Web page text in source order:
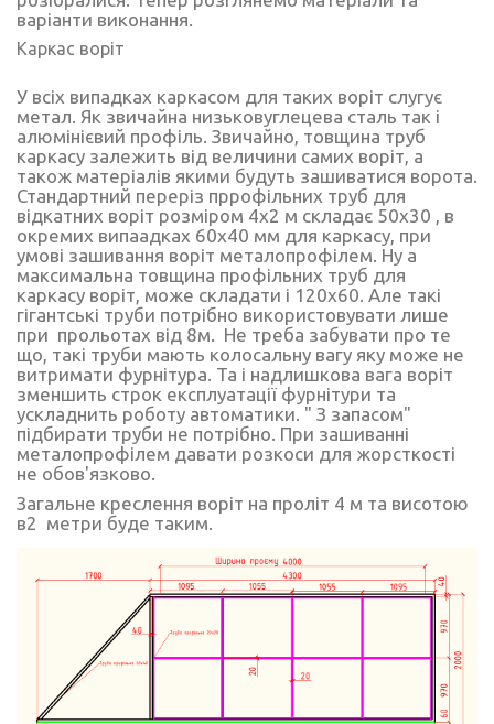
варіанти виконання.
Каркас воріт
У всіх випадках каркасом для таких воріт слугує
метал. Як звичайна низьковуглецева сталь так і
алюмінієвий профіль. Звичайно, товщина труб
каркасу залежить від величини самих воріт, а
також матеріалів якими будуть зашиватися ворота.
Стандартний переріз пррофільних труб для
відкатних воріт розміром 4х2 м складає 50х30 , в
окремих випаадках 60х40 мм для каркасу, при
умові зашивання воріт металопрофілем. Ну а
максимальна товщина профільних труб для
каркасу воріт, може складати і 120х60. Але такі
гігантські труби потрібно використовувати лише
при прольотах від 8м. Не треба забувати про те
що, такі труби мають колосальну вагу яку може не
витримати фурнітура. Та і надлишкова вага воріт
зменшить строк експлуатації фурнітури та
ускладнить роботу автоматики. " З запасом"
підбирати труби не потрібно. При зашиванні
металопрофілем давати розкоси для жорсткості
не обов'язково.
Загальне креслення воріт на проліт 4 м та висотою
в2 метри буде таким.